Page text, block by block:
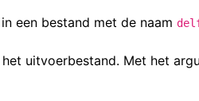
een bestand met de naam
uitvoerbestand. Met het